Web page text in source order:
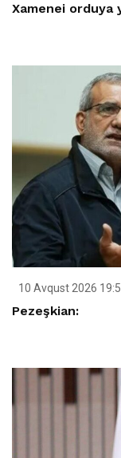
Xamenei
10 Avqust 2026
Pezeşkian: